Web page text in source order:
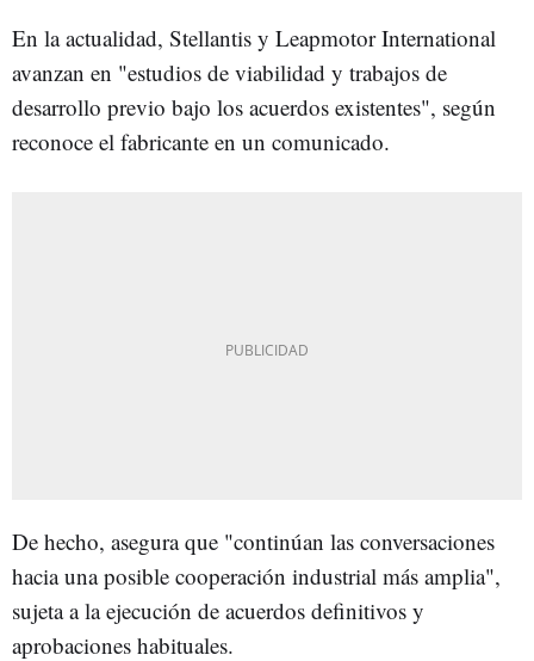
En la actualidad, Stellantis y Leapmotor International
avanzan en "estudios de viabilidad y trabajos de
desarrollo previo bajo los acuerdos existentes", según
reconoce el fabricante en un comunicado.
De hecho, asegura que "continúan las conversaciones
hacia una posible cooperación industrial más amplia",
sujeta a la ejecución de acuerdos definitivos y
aprobaciones habituales.